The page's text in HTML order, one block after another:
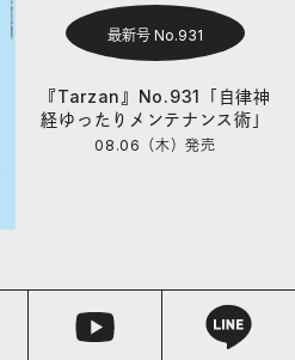
最新号 No.931
『Tarzan』No.931「自律神
経ゆったりメンテナンス術」
08.06（木）発売